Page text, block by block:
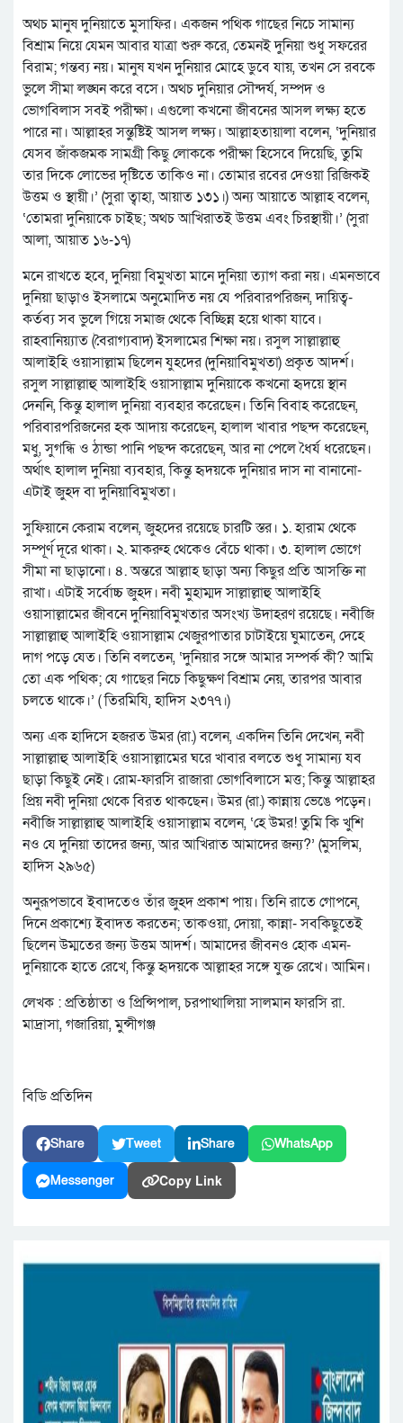
অথচ মানুষ দুনিয়াতে মুসাফির। একজন পথিক গাছের নিচে সামান্য
বিশ্রাম নিয়ে যেমন আবার যাত্রা শুরু করে, তেমনই দুনিয়া শুধু সফরের
বিরাম; গন্তব্য নয়। মানুষ যখন দুনিয়ার মোহে ডুবে যায়, তখন সে রবকে
ভুলে সীমা লঙ্ঘন করে বসে। অথচ দুনিয়ার সৌন্দর্য, সম্পদ ও
ভোগবিলাস সবই পরীক্ষা। এগুলো কখনো জীবনের আসল লক্ষ্য হতে
পারে না। আল্লাহর সন্তুষ্টিই আসল লক্ষ্য। আল্লাহতায়ালা বলেন, ‘দুনিয়ার
যেসব জাঁকজমক সামগ্রী কিছু লোককে পরীক্ষা হিসেবে দিয়েছি, তুমি
তার দিকে লোভের দৃষ্টিতে তাকিও না। তোমার রবের দেওয়া রিজিকই
উত্তম ও স্থায়ী।’ (সুরা ত্বাহা, আয়াত ১৩১।) অন্য আয়াতে আল্লাহ বলেন,
‘তোমরা দুনিয়াকে চাইছ; অথচ আখিরাতই উত্তম এবং চিরস্থায়ী।’ (সুরা
আলা, আয়াত ১৬-১৭)
মনে রাখতে হবে, দুনিয়া বিমুখতা মানে দুনিয়া ত্যাগ করা নয়। এমনভাবে
দুনিয়া ছাড়াও ইসলামে অনুমোদিত নয় যে পরিবারপরিজন, দায়িত্ব-
কর্তব্য সব ভুলে গিয়ে সমাজ থেকে বিচ্ছিন্ন হয়ে থাকা যাবে।
রাহবানিয়্যাত (বৈরাগ্যবাদ) ইসলামের শিক্ষা নয়। রসুল সাল্লাল্লাহু
আলাইহি ওয়াসাল্লাম ছিলেন যুহদের (দুনিয়াবিমুখতা) প্রকৃত আদর্শ।
রসুল সাল্লাল্লাহু আলাইহি ওয়াসাল্লাম দুনিয়াকে কখনো হৃদয়ে স্থান
দেননি, কিন্তু হালাল দুনিয়া ব্যবহার করেছেন। তিনি বিবাহ করেছেন,
পরিবারপরিজনের হক আদায় করেছেন, হালাল খাবার পছন্দ করেছেন,
মধু, সুগন্ধি ও ঠান্ডা পানি পছন্দ করেছেন, আর না পেলে ধৈর্য ধরেছেন।
অর্থাৎ হালাল দুনিয়া ব্যবহার, কিন্তু হৃদয়কে দুনিয়ার দাস না বানানো-
এটাই জুহদ বা দুনিয়াবিমুখতা।
সুফিয়ানে কেরাম বলেন, জুহদের রয়েছে চারটি স্তর। ১. হারাম থেকে
সম্পূর্ণ দূরে থাকা। ২. মাকরুহ থেকেও বেঁচে থাকা। ৩. হালাল ভোগে
সীমা না ছাড়ানো। ৪. অন্তরে আল্লাহ ছাড়া অন্য কিছুর প্রতি আসক্তি না
রাখা। এটাই সর্বোচ্চ জুহদ। নবী মুহাম্মদ সাল্লাল্লাহু আলাইহি
ওয়াসাল্লামের জীবনে দুনিয়াবিমুখতার অসংখ্য উদাহরণ রয়েছে। নবীজি
সাল্লাল্লাহু আলাইহি ওয়াসাল্লাম খেজুরপাতার চাটাইয়ে ঘুমাতেন, দেহে
দাগ পড়ে যেত। তিনি বলতেন, ‘দুনিয়ার সঙ্গে আমার সম্পর্ক কী? আমি
তো এক পথিক; যে গাছের নিচে কিছুক্ষণ বিশ্রাম নেয়, তারপর আবার
চলতে থাকে।’ ( তিরমিযি, হাদিস ২৩৭৭।)
অন্য এক হাদিসে হজরত উমর (রা.) বলেন, একদিন তিনি দেখেন, নবী
সাল্লাল্লাহু আলাইহি ওয়াসাল্লামের ঘরে খাবার বলতে শুধু সামান্য যব
ছাড়া কিছুই নেই। রোম-ফারসি রাজারা ভোগবিলাসে মত্ত; কিন্তু আল্লাহর
প্রিয় নবী দুনিয়া থেকে বিরত থাকছেন। উমর (রা.) কান্নায় ভেঙে পড়েন।
নবীজি সাল্লাল্লাহু আলাইহি ওয়াসাল্লাম বলেন, ‘হে উমর! তুমি কি খুশি
নও যে দুনিয়া তাদের জন্য, আর আখিরাত আমাদের জন্য?’ (মুসলিম,
হাদিস ২৯৬৫)
অনুরূপভাবে ইবাদতেও তাঁর জুহদ প্রকাশ পায়। তিনি রাতে গোপনে,
দিনে প্রকাশ্যে ইবাদত করতেন; তাকওয়া, দোয়া, কান্না- সবকিছুতেই
ছিলেন উম্মতের জন্য উত্তম আদর্শ। আমাদের জীবনও হোক এমন-
দুনিয়াকে হাতে রেখে, কিন্তু হৃদয়কে আল্লাহর সঙ্গে যুক্ত রেখে। আমিন।
লেখক : প্রতিষ্ঠাতা ও প্রিন্সিপাল, চরপাথালিয়া সালমান ফারসি রা.
মাদ্রাসা, গজারিয়া, মুন্সীগঞ্জ
বিডি প্রতিদিন
Share Tweet Share WhatsApp
Messenger Copy Link